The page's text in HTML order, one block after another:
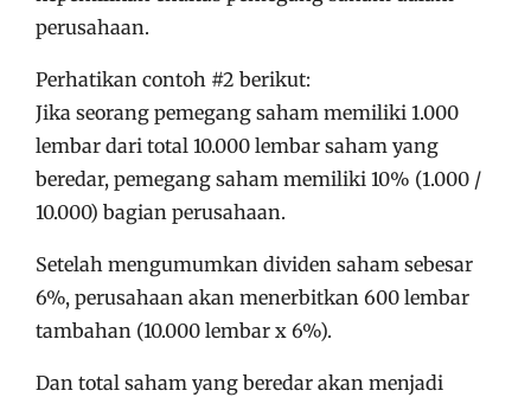
perusahaan.
Perhatikan contoh #2 berikut:
Jika seorang pemegang saham memiliki 1.000
lembar dari total 10.000 lembar saham yang
beredar, pemegang saham memiliki 10% (1.000 /
10.000) bagian perusahaan.
Setelah mengumumkan dividen saham sebesar
6%, perusahaan akan menerbitkan 600 lembar
tambahan (10.000 lembar x 6%).
Dan total saham yang beredar akan menjadi